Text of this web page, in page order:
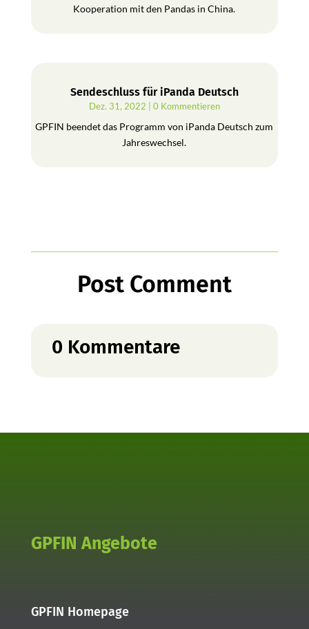
Kooperation mit den Pandas in China.
Sendeschluss für iPanda Deutsch
Dez. 31, 2022 | 0 Kommentieren
GPFIN beendet das Programm von iPanda Deutsch zum
Jahreswechsel.
Post Comment
0 Kommentare
GPFIN Angebote
GPFIN Homepage